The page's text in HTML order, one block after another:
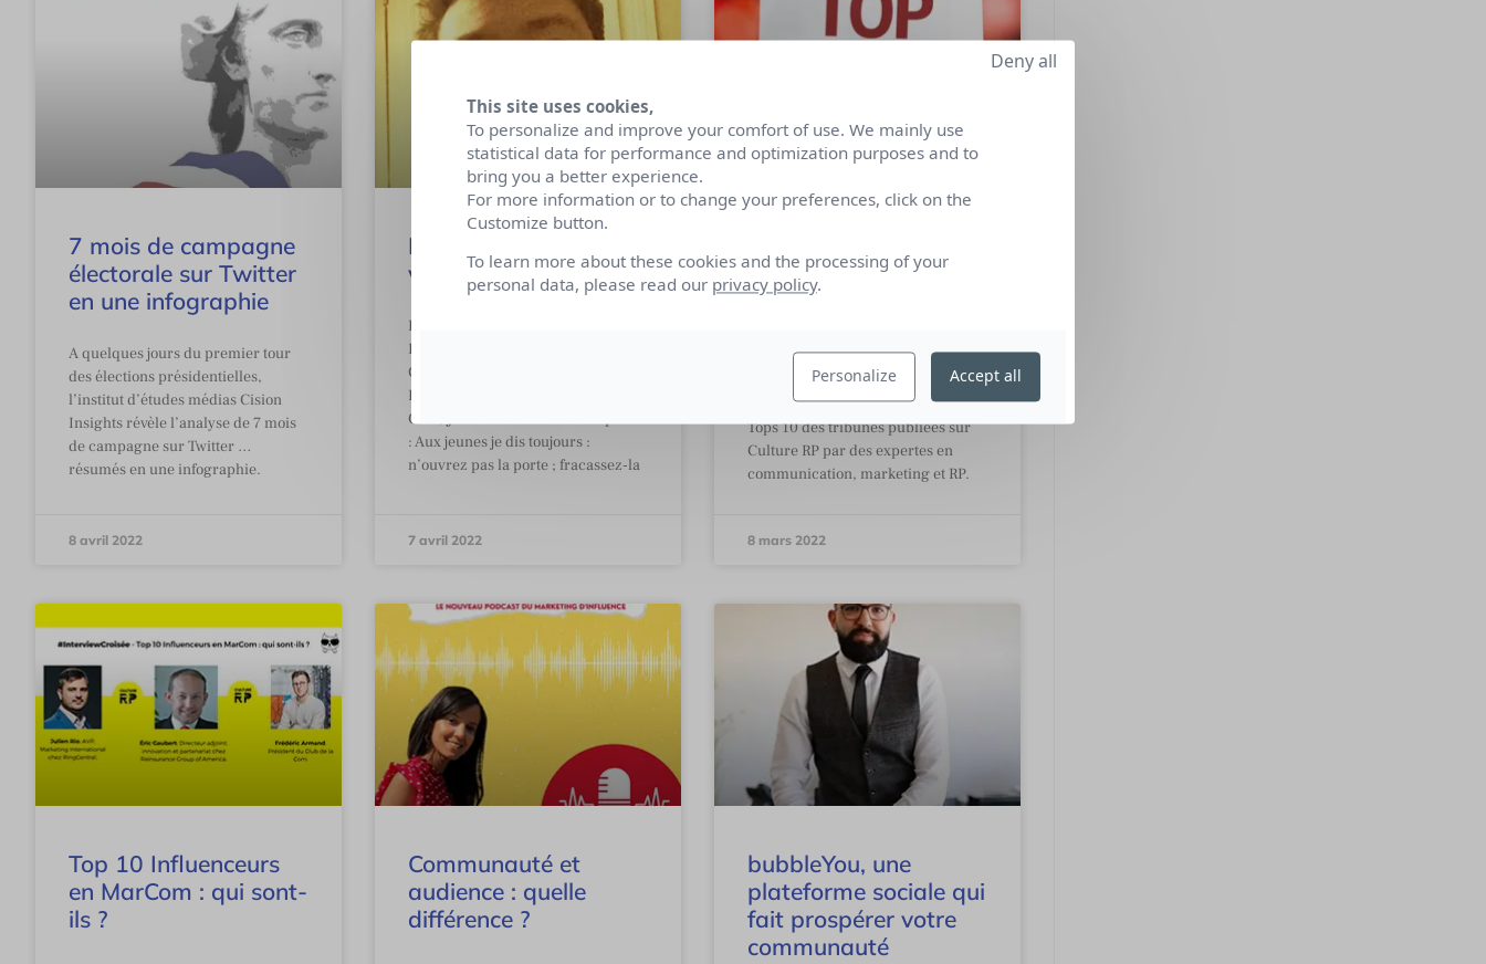
7 mois de campagne
électorale sur Twitter
en une infographie
A quelques jours du premier tour
des élections présidentielles,
l’institut d’études médias Cision
Insights révèle l’analyse de 7 mois
de campagne sur Twitter …
résumés en une infographie.
8 avril 2022
Être un décodeur de
vie, ça veut dire quoi ?
Interview Laurent FRANCOIS-
EUGENE, CEO de Maverick
Communication. Créateur de
Podcasts comme Le Décodeur de la
Com, Je Suis et Music Non Stop
: Aux jeunes je dis toujours :
n’ouvrez pas la porte ; fracassez-la
7 avril 2022
Culture RP les plus lus
écrits par des
Pour la Journée Internationale des
droits de la femme, retrouvez nos
Tops 10 des tribunes publiées sur
Culture RP par des expertes en
communication, marketing et RP.
8 mars 2022
Top 10 Influenceurs
en MarCom : qui sont-
ils ?
Communauté et
audience : quelle
différence ?
bubbleYou, une
plateforme sociale qui
fait prospérer votre
communauté
This site uses cookies,
To personalize and improve your comfort of use. We mainly use
statistical data for performance and optimization purposes and to
bring you a better experience.
For more information or to change your preferences, click on the
Customize button.
To learn more about these cookies and the processing of your
personal data, please read our privacy policy.
Personalize
Deny all
Accept all